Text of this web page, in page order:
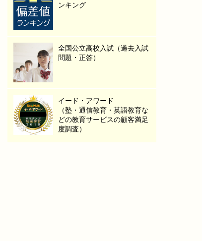
ンキング
全国公立高校入試（過去入試
問題・正答）
イード・アワード
（塾・通信教育・英語教育な
どの教育サービスの顧客満足
度調査）